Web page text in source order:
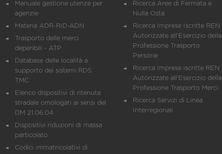
Manuale gestione utenze per
agenzie
Materia ADR-RID-ADN
Trasporto delle merci
deperibili - ATP
Database delle località a
supporto dei sistemi RDS
TMC
Elenco dispositivi di ritenuta
stradale omologati ai sensi del
DM 21.06.04
Dispositivi riduzioni di massa
particolato
Codici immatricolativi di
Ricerca Aree di Fermata e
Nulla Osta
Ricerca Imprese Iscritte REN
Autorizzate all'Esercizio della
Professione Trasporto
Persone
Ricerca Imprese iscritte REN
Autorizzate all'Esercizio della
Professione Trasporto Merci
Ricerca Servizi di Linea
Interregionali